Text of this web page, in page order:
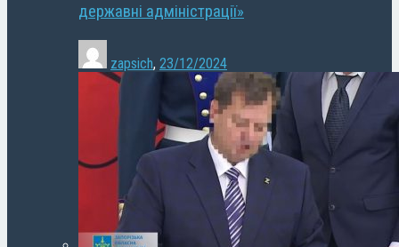
державні адміністрації»
zapsich, 23/12/2024